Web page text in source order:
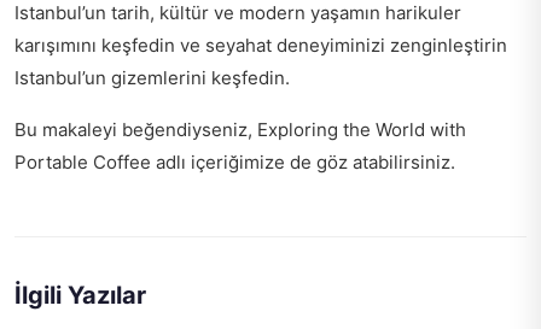
Istanbul’un tarih, kültür ve modern yaşamın harikuler
karışımını keşfedin ve seyahat deneyiminizi zenginleştirin
Istanbul’un gizemlerini keşfedin.
Bu makaleyi beğendiyseniz, Exploring the World with
Portable Coffee adlı içeriğimize de göz atabilirsiniz.
İlgili Yazılar